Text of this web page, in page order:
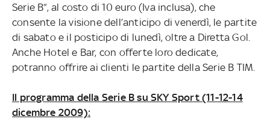
Serie B“, al costo di 10 euro (Iva inclusa), che
consente la visione dell’anticipo di venerdì, le partite
di sabato e il posticipo di lunedì, oltre a Diretta Gol.
Anche Hotel e Bar, con offerte loro dedicate,
potranno offrire ai clienti le partite della Serie B TIM.
Il programma della Serie B su SKY Sport (11-12-14
dicembre 2009):